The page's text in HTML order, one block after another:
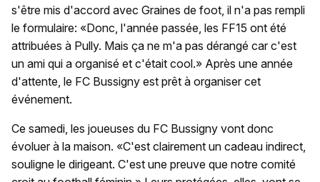
s'être mis d'accord avec Graines de foot, il n'a pas rempli
le formulaire: «Donc, l'année passée, les FF15 ont été
attribuées à Pully. Mais ça ne m'a pas dérangé car c'est
un ami qui a organisé et c'était cool.» Après une année
d'attente, le FC Bussigny est prêt à organiser cet
événement.
Ce samedi, les joueuses du FC Bussigny vont donc
évoluer à la maison. «C'est clairement un cadeau indirect,
souligne le dirigeant. C'est une preuve que notre comité